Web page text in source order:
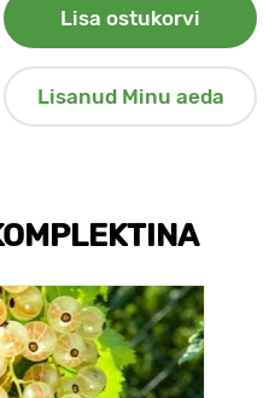
Lisa ostukorvi
Lisanud Minu aeda